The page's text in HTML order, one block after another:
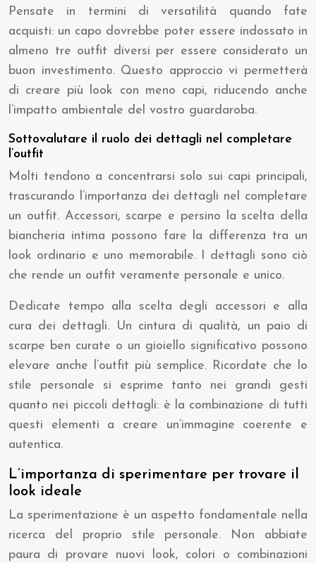
Pensate in termini di versatilità quando fate
acquisti: un capo dovrebbe poter essere indossato in
almeno tre outfit diversi per essere considerato un
buon investimento. Questo approccio vi permetterà
di creare più look con meno capi, riducendo anche
l’impatto ambientale del vostro guardaroba.
Sottovalutare il ruolo dei dettagli nel completare
l’outfit
Molti tendono a concentrarsi solo sui capi principali,
trascurando l’importanza dei dettagli nel completare
un outfit. Accessori, scarpe e persino la scelta della
biancheria intima possono fare la differenza tra un
look ordinario e uno memorabile. I dettagli sono ciò
che rende un outfit veramente personale e unico.
Dedicate tempo alla scelta degli accessori e alla
cura dei dettagli. Un cintura di qualità, un paio di
scarpe ben curate o un gioiello significativo possono
elevare anche l’outfit più semplice. Ricordate che lo
stile personale si esprime tanto nei grandi gesti
quanto nei piccoli dettagli: è la combinazione di tutti
questi elementi a creare un’immagine coerente e
autentica.
L’importanza di sperimentare per trovare il
look ideale
La sperimentazione è un aspetto fondamentale nella
ricerca del proprio stile personale. Non abbiate
paura di provare nuovi look, colori o combinazioni